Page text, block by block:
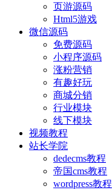
页游源码
Html5游戏
微信源码
免费源码
小程序源码
涨粉营销
有趣好玩
商城分销
行业模块
线下模块
视频教程
站长学院
dedecms教程
帝国cms教程
wordpress教程